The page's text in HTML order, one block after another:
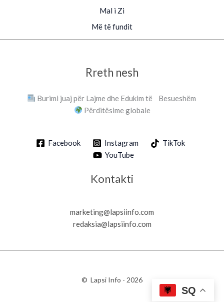
Mal i Zi
Më të fundit
Rreth nesh
Burimi juaj për Lajme dhe Edukim të Besueshëm
Përditësime globale
Facebook Instagram
TikTok
YouTube
Kontakti
marketing@lapsiinfo.com
redaksia@lapsiinfo.com
© Lapsi Info - 2026
SQ